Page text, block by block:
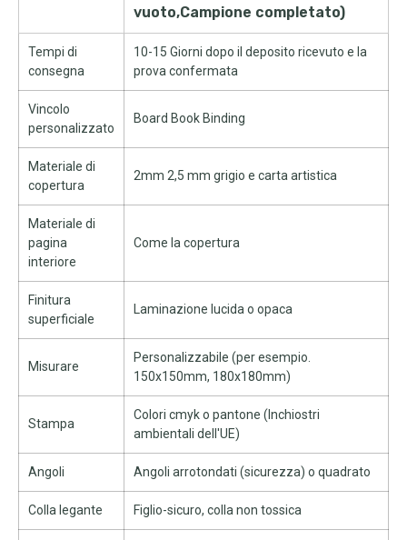
vuoto,Campione completato)
Tempi di
consegna
10-15 Giorni dopo il deposito ricevuto e la
prova confermata
Vincolo
personalizzato
Board Book Binding
Materiale di
copertura
2mm 2,5 mm grigio e carta artistica
Materiale di
pagina
interiore
Come la copertura
Finitura
superficiale
Laminazione lucida o opaca
Misurare
Personalizzabile (per esempio.
150x150mm, 180x180mm)
Stampa
Colori cmyk o pantone (Inchiostri
ambientali dell'UE)
Angoli Angoli arrotondati (sicurezza) o quadrato
Colla legante Figlio-sicuro, colla non tossica